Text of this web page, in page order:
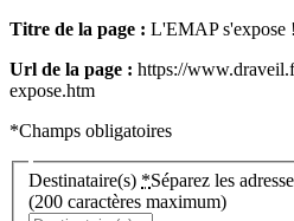
Titre de la page : L'EMAP s'expose !
Url de la page : https://
expose.htm
*Champs obligatoires
Destinataire(s) *Séparez les
(200 caractères maximum)